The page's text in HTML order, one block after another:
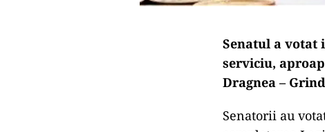
Senatul a votat
serviciu,
Dragnea –
Senatorii au